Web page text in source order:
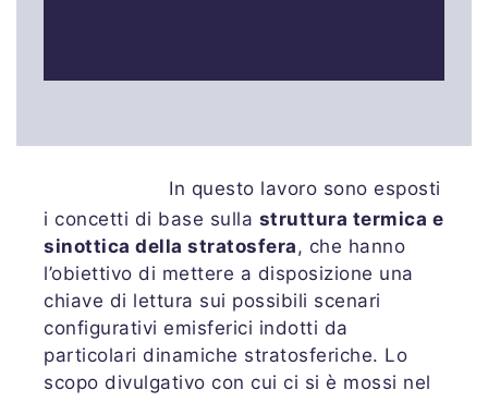
In questo lavoro sono esposti
i concetti di base sulla struttura termica e
sinottica della stratosfera , che hanno
l’obiettivo di mettere a disposizione una
chiave di lettura sui possibili scenari
configurativi emisferici indotti da
particolari dinamiche stratosferiche. Lo
scopo divulgativo con cui ci si è mossi nel